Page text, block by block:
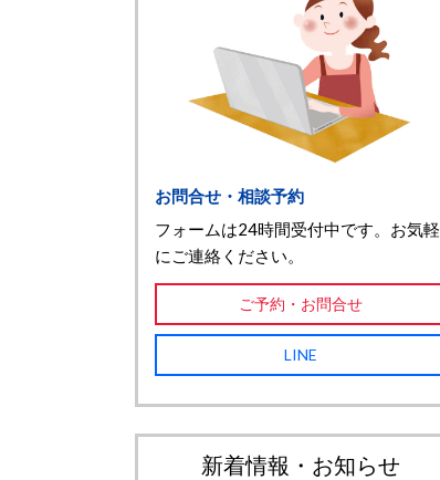
お問合せ・相談予約
フォームは24時間受付中です。お気軽
にご連絡ください。
ご予約・お問合せ
LINE
新着情報・お知らせ